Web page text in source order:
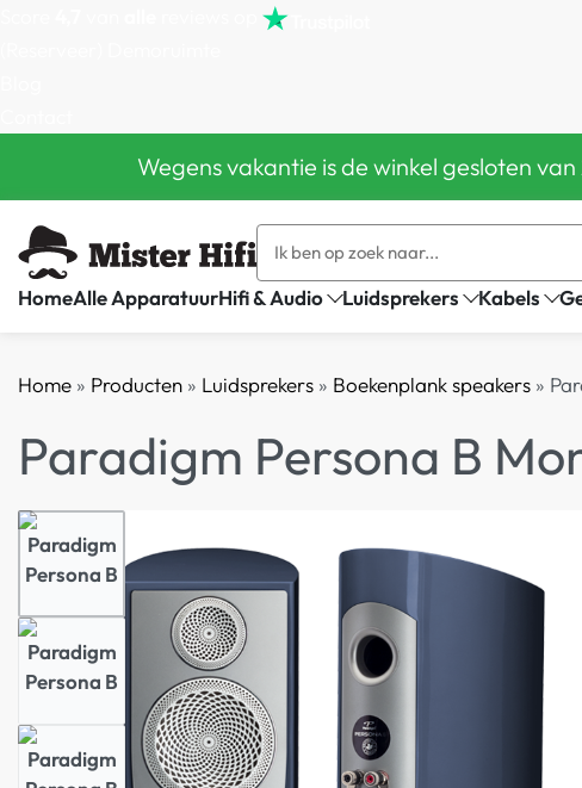
Wegens vakantie is de winkel gesloten
HomeAlle ApparatuurHifi & Audio Luidsprekers Kabels
Home » Producten » Luidsprekers » Boekenplank speakers »
Paradigm Persona B